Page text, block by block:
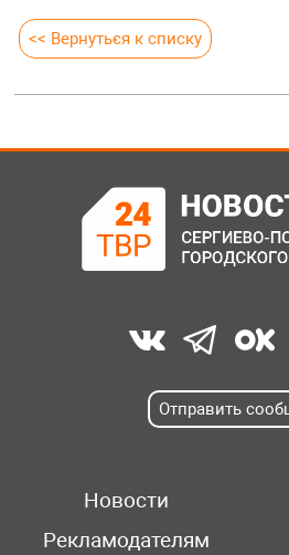
<< Вернуться к списку
Отправить
Новости
Рекламодателям